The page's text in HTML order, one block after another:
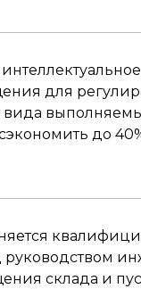
для
вида
до
склада и